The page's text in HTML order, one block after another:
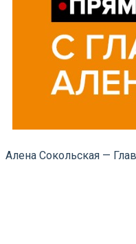
Алена Сокольская —